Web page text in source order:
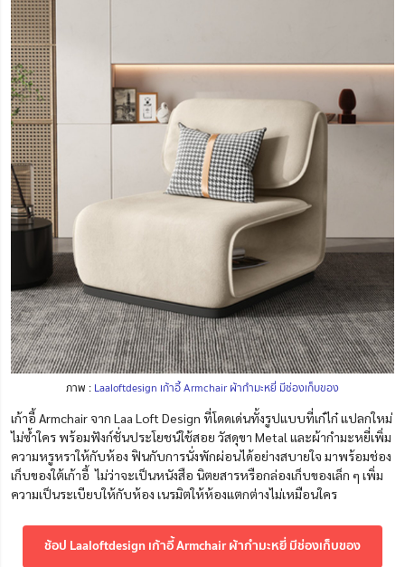
ภาพ : Laaloftdesign เก้าอี้ Armchair ผ้ากำมะหยี่ มีช่องเก็บของ
เก้าอี้ Armchair จาก Laa Loft Design ที่โดดเด่นทั้งรูปแบบที่เก๋ไก๋ แปลกใหม่
ไม่ซ้ำใคร พร้อมฟังก์ชั่นประโยชน์ใช้สอย วัสดุขา Metal และผ้ากำมะหยี่เพิ่ม
ความหรูหราให้กับห้อง ฟินกับการนั่งพักผ่อนได้อย่างสบายใจ มาพร้อมช่อง
เก็บของใต้เก้าอี้ ไม่ว่าจะเป็นหนังสือ นิตยสารหรือกล่องเก็บของเล็ก ๆ เพิ่ม
ความเป็นระเบียบให้กับห้อง เนรมิตให้ห้องแตกต่างไม่เหมือนใคร
ช้อป Laaloftdesign เก้าอี้ Armchair ผ้ากำมะหยี่ มีช่องเก็บของ